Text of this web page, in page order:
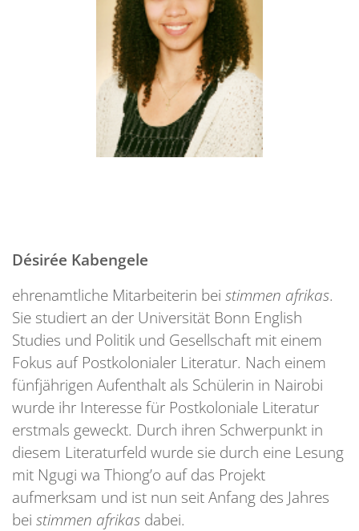
Désirée Kabengele
ehrenamtliche Mitarbeiterin bei stimmen afrikas.
Sie studiert an der Universität Bonn English
Studies und Politik und Gesellschaft mit einem
Fokus auf Postkolonialer Literatur. Nach einem
fünfjährigen Aufenthalt als Schülerin in Nairobi
wurde ihr Interesse für Postkoloniale Literatur
erstmals geweckt. Durch ihren Schwerpunkt in
diesem Literaturfeld wurde sie durch eine Lesung
mit Ngugi wa Thiong’o auf das Projekt
aufmerksam und ist nun seit Anfang des Jahres
bei stimmen afrikas dabei.